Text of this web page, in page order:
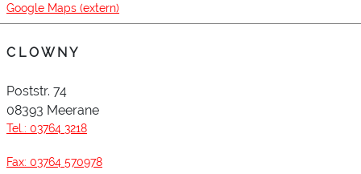
Google Maps (extern)
C L O W N Y
Poststr. 74
08393 Meerane
Tel.: 03764 3218
Fax: 03764 570978